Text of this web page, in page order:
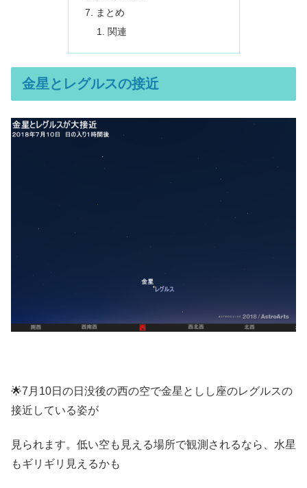
まとめ
関連
金星とレグルスの接近
🌟7月10日の日没後の西の空で金星としし座のレグルスの
接近している姿が
見られます。低い空も見える場所で観測されるなら、水星
もギリギリ見えるかも